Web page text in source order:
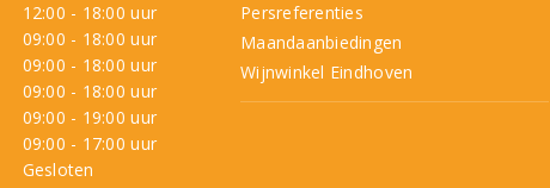
12:00 - 18:00 uur
09:00 - 18:00 uur
09:00 - 18:00 uur
09:00 - 18:00 uur
09:00 - 19:00 uur
09:00 - 17:00 uur
Gesloten
Persreferenties
Maandaanbiedingen
Wijnwinkel Eindhoven